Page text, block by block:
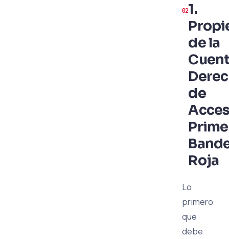
1.
de la
de
Roja
Lo
primero
que
debe